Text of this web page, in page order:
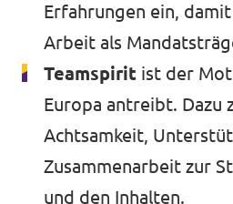
Erfahrungen ein,
Arbeit als
Teamspirit ist der
Europa antreibt. Dazu
Achtsamkeit,
Zusammenarbeit zur
und den Inhalten.